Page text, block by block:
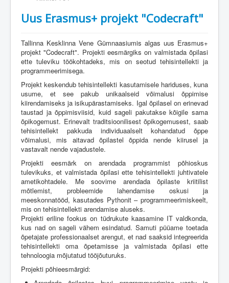
Uus Erasmus+ projekt "Codecraft"
Tallinna Kesklinna Vene Gümnaasiumis algas uus Erasmus+
projekt "Codecraft". Projekti eesmärgiks on valmistada õpilasi
ette tuleviku töökohtadeks, mis on seotud tehisintellekti ja
programmeerimisega.
Projekt keskendub tehisintellekti kasutamisele hariduses, kuna
usume, et see pakub unikaalseid võimalusi õppimise
kiirendamiseks ja isikupärastamiseks. Igal õpilasel on erinevad
taustad ja õppimisviisid, kuid sageli pakutakse kõigile sama
õpikogemust. Erinevalt traditsioonilisest õpikogemusest, saab
tehisintellekt pakkuda individuaalselt kohandatud õppe
võimalusi, mis aitavad õpilastel õppida nende kiirusel ja
vastavalt nende vajadustele.
Projekti eesmärk on arendada programmist põhioskus
tulevikuks, et valmistada õpilasi ette tehisintellekti juhtivatele
ametikohtadele. Me soovime arendada õpilaste kriitilist
mõtlemist, probleemide lahendamise oskusi ja
meeskonnatööd, kasutades Pythonit – programmeerimiskeelt,
mis on tehisintellekti arendamise aluseks.
Projekti eriline fookus on tüdrukute kaasamine IT valdkonda,
kus nad on sageli vähem esindatud. Samuti püüame toetada
õpetajate professionaalset arengut, et nad saaksid integreerida
tehisintellekti oma õpetamisse ja valmistada õpilasi ette
tehnoloogia mõjutatud tööjõuturuks.
Projekti põhieesmärgid: